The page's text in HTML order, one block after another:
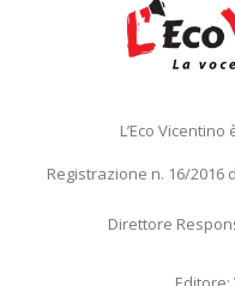
L’Eco
Registrazione n. 16/2016
Direttore